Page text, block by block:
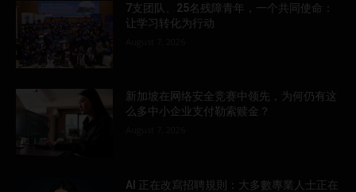
7支团队、25名残障青年，一个共同使命：
让学习转化为行动
新加坡在网络安全竞赛中领先，为何仍有这
么多中小企业支付勒索赎金？
AI 正在改寫招聘規則：大多數專業人士正在